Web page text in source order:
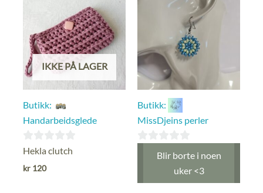
IKKE PÅ LAGER
Butikk:
Handarbeidsglede
0
ut
Hekla clutch
kr 120
Butikk:
MissDjeins perler
Blir borte i noen
uker <3